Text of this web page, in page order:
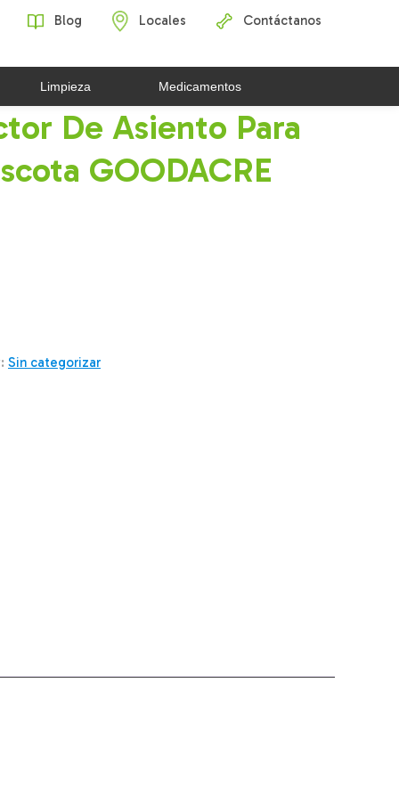
Blog Locales Contáctanos
Limpieza Medicamentos
De Asiento Para
GOODACRE
Sin categorizar